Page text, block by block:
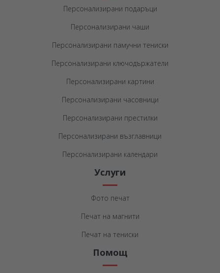
Персонализирани подаръци
Персонализирани чаши
Персонализирани памучни тениски
Персонализирани ключодържатели
Персонализирани картини
Персонализирани часовници
Персонализирани престилки
Персонализирани възглавници
Персонализирани календари
Услуги
Фото печат
Печат на магнити
Печат на тениски
Помощ